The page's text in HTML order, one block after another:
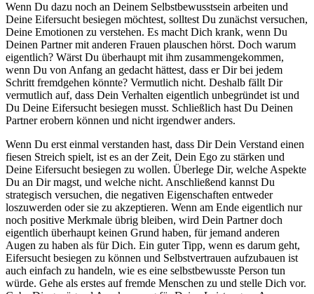
Wenn Du dazu noch an Deinem Selbstbewusstsein arbeiten und
Deine Eifersucht besiegen möchtest, solltest Du zunächst versuchen,
Deine Emotionen zu verstehen. Es macht Dich krank, wenn Du
Deinen Partner mit anderen Frauen plauschen hörst. Doch warum
eigentlich? Wärst Du überhaupt mit ihm zusammengekommen,
wenn Du von Anfang an gedacht hättest, dass er Dir bei jedem
Schritt fremdgehen könnte? Vermutlich nicht. Deshalb fällt Dir
vermutlich auf, dass Dein Verhalten eigentlich unbegründet ist und
Du Deine Eifersucht besiegen musst. Schließlich hast Du Deinen
Partner erobern können und nicht irgendwer anders.
Wenn Du erst einmal verstanden hast, dass Dir Dein Verstand einen
fiesen Streich spielt, ist es an der Zeit, Dein Ego zu stärken und
Deine Eifersucht besiegen zu wollen. Überlege Dir, welche Aspekte
Du an Dir magst, und welche nicht. Anschließend kannst Du
strategisch versuchen, die negativen Eigenschaften entweder
loszuwerden oder sie zu akzeptieren. Wenn am Ende eigentlich nur
noch positive Merkmale übrig bleiben, wird Dein Partner doch
eigentlich überhaupt keinen Grund haben, für jemand anderen
Augen zu haben als für Dich. Ein guter Tipp, wenn es darum geht,
Eifersucht besiegen zu können und Selbstvertrauen aufzubauen ist
auch einfach zu handeln, wie es eine selbstbewusste Person tun
würde. Gehe als erstes auf fremde Menschen zu und stelle Dich vor.